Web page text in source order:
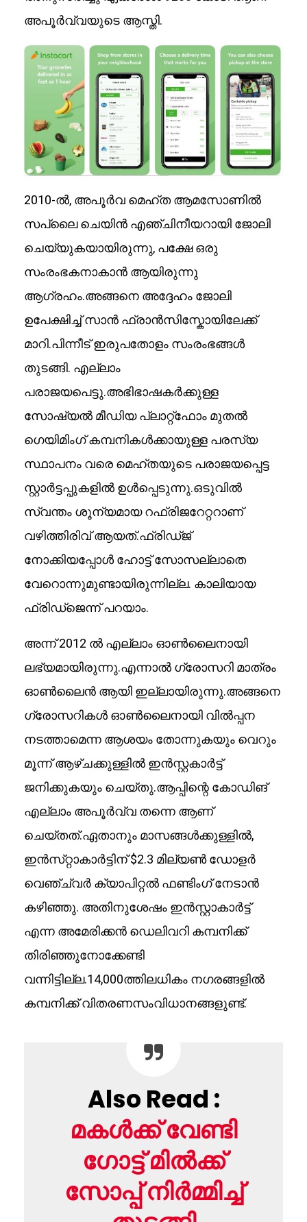
അപൂർവ്വയുടെ ആസ്തി.
2010-ൽ, അപൂർവ മെഹ്ത ആമസോണിൽ
സപ്ലൈ ചെയിൻ എഞ്ചിനീയറായി ജോലി
ചെയ്യുകയായിരുന്നു, പക്ഷേ ഒരു
സംരംഭകനാകാൻ ആയിരുന്നു
ആഗ്രഹം.അങ്ങനെ അദ്ദേഹം ജോലി
ഉപേക്ഷിച്ച് സാൻ ഫ്രാൻസിസ്കോയിലേക്ക്
മാറി.പിന്നീട് ഇരുപതോളം സംരംഭങ്ങൾ
തുടങ്ങി. എല്ലാം
പരാജയപെട്ടു.അഭിഭാഷകർക്കുള്ള
സോഷ്യൽ മീഡിയ പ്ലാറ്റ്‌ഫോം മുതൽ
ഗെയിമിംഗ് കമ്പനികൾക്കായുള്ള പരസ്യ
സ്ഥാപനം വരെ മെഹ്തയുടെ പരാജയപ്പെട്ട
സ്റ്റാർട്ടപ്പുകളിൽ ഉൾപ്പെടുന്നു.ഒടുവിൽ
സ്വന്തം ശൂന്യമായ റഫ്രിജറേറ്ററാണ്
വഴിത്തിരിവ് ആയത്.ഫ്രിഡ്ജ്
നോക്കിയപ്പോള്‍ ഹോട്ട് സോസല്ലാതെ
വേറൊന്നുമുണ്ടായിരുന്നില്ല. കാലിയായ
ഫ്രിഡ്‌ജെന്ന് പറയാം.
അന്ന് 2012 ൽ എല്ലാം ഓണ്‍ലൈനായി
ലഭ്യമായിരുന്നു.എന്നാല്‍ ഗ്രോസറി മാത്രം
ഓൺലൈൻ ആയി ഇല്ലായിരുന്നു.അങ്ങനെ
ഗ്രോസറികള്‍ ഓണ്‍ലൈനായി വില്‍പ്പന
നടത്താമെന്ന ആശയം തോന്നുകയും വെറും
മൂന്ന് ആഴ്ചക്കുള്ളിൽ ഇന്‍സ്റ്റകാര്‍ട്ട്
ജനിക്കുകയും ചെയ്തു.ആപ്പിന്റെ കോഡിങ്
എല്ലാം അപൂർവ്വ തന്നെ ആണ്
ചെയ്തത്.ഏതാനും മാസങ്ങൾക്കുള്ളിൽ,
ഇൻസ്‌റ്റാകാർട്ടിന് $2.3 മില്യൺ ഡോളർ
വെഞ്ച്വർ ക്യാപിറ്റൽ ഫണ്ടിംഗ് നേടാൻ
കഴിഞ്ഞു. അതിനുശേഷം ഇൻസ്റ്റാകാർട്ട്
എന്ന അമേരിക്കൻ ഡെലിവറി കമ്പനിക്ക്
തിരിഞ്ഞുനോക്കേണ്ടി
വന്നിട്ടില്ല.14,000ത്തിലധികം നഗരങ്ങളില്‍
കമ്പനിക്ക് വിതരണസംവിധാനങ്ങളുണ്ട്.
Also Read :
മകൾക്ക് വേണ്ടി
ഗോട്ട് മിൽക്ക്
സോപ്പ് നിർമ്മിച്ച്